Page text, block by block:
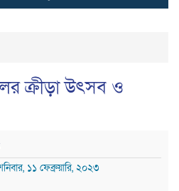
ক্রীড়া উৎসব ও
১১ ফেব্রুয়ারি, ২০২৩